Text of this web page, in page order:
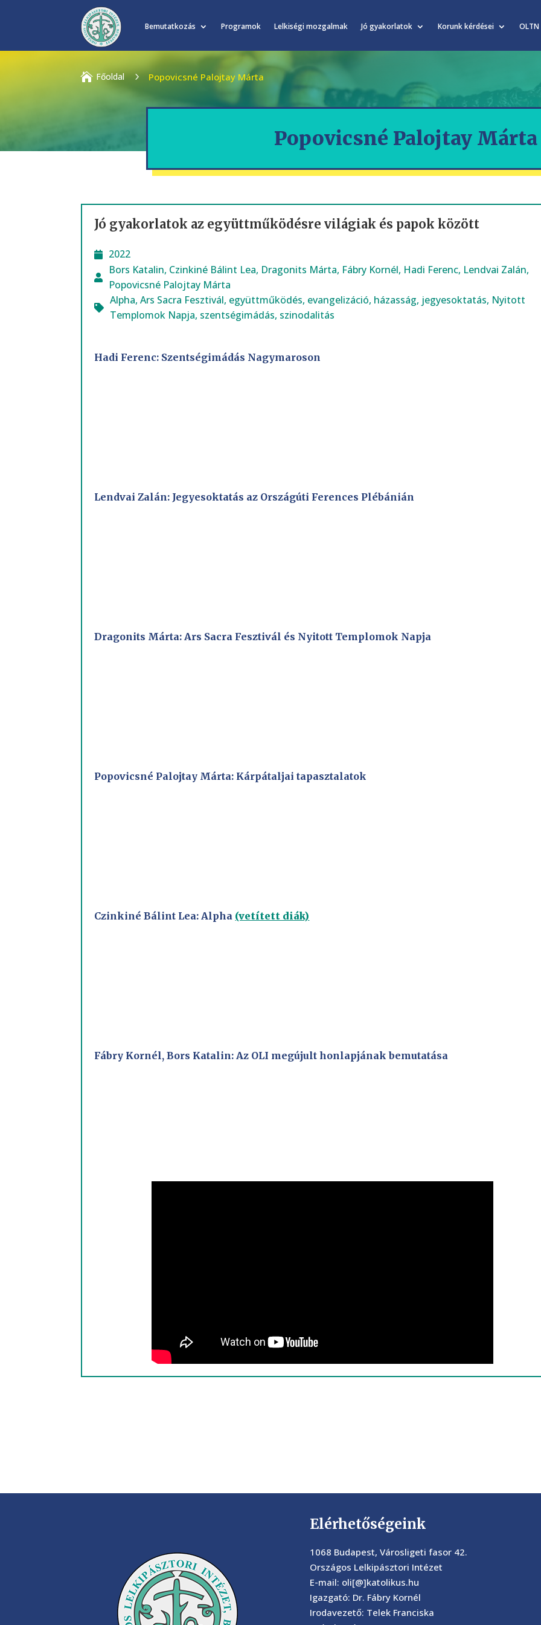
Bemutatkozás Programok Lelkiségi mozgalmak Jó gyakorlatok Korunk kérdései OLTN
 Főoldal 5 Popovicsné Palojtay Márta
Popovicsné Palojtay Márta
Jó gyakorlatok az együttműködésre világiak és papok között
2022
Bors Katalin, Czinkiné Bálint Lea, Dragonits Márta, Fábry Kornél, Hadi Ferenc, Lendvai Zalán,
Popovicsné Palojtay Márta
Alpha,Ars Sacra Fesztivál, együttműködés, evangelizáció, házasság, jegyesoktatás, Nyitott
Templomok Napja, szentségimádás, szinodalitás
Hadi Ferenc: Szentségimádás Nagymaroson
Lendvai Zalán: Jegyesoktatás az Országúti Ferences Plébánián
Dragonits Márta: Ars Sacra Fesztivál és Nyitott Templomok Napja
Popovicsné Palojtay Márta: Kárpátaljai tapasztalatok
Czinkiné Bálint Lea: Alpha (vetített diák)
Fábry Kornél, Bors Katalin: Az OLI megújult honlapjának bemutatása
Elérhetőségeink
1068 Budapest, Városligeti fasor 42.
Országos Lelkipásztori Intézet
E-mail: oli[@]katolikus.hu
Igazgató: Dr. Fábry Kornél
Irodavezető: Telek Franciska